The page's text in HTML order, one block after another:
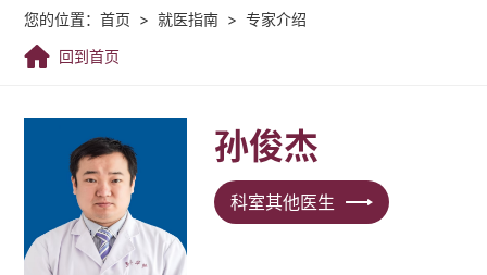
您的位置：首页 > 就医指南 > 专家介绍
回到首页
孙俊杰
科室其他医生